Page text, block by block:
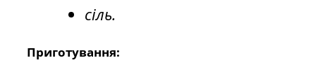
сіль.
Приготування: